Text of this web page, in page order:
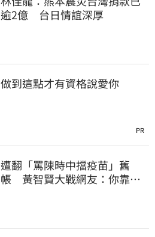
逾2億 台日情誼深厚
做到這點才有資格說愛你
PR
遭翻「罵陳時中擋疫苗」舊
帳 黃智賢大戰網友：你靠我